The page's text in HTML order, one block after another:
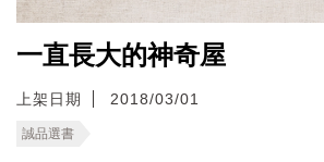
一直長大的神奇屋
上架日期 2018/03/01
誠品選書